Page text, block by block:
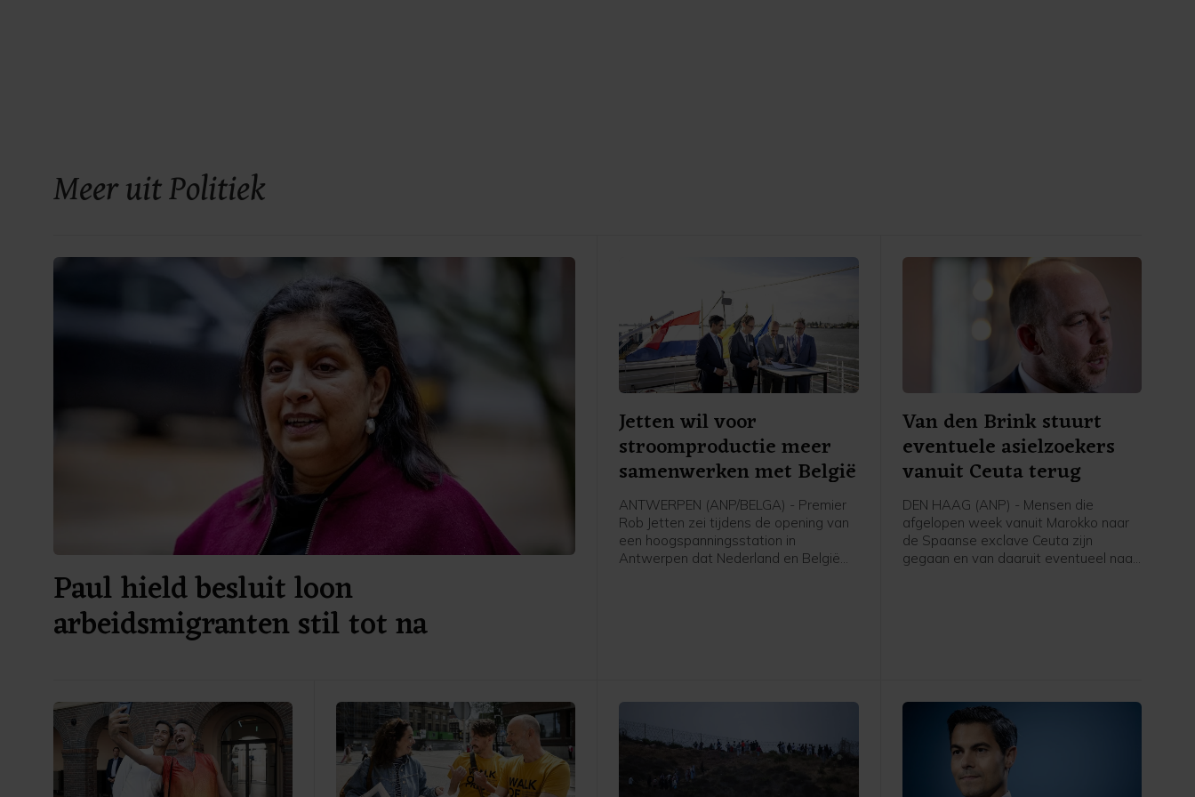
Meer uit Politiek
Paul hield besluit loon
arbeidsmigranten stil tot na
Jetten wil voor
stroomproductie meer
samenwerken met België
ANTWERPEN (ANP/BELGA) - Premier
Rob Jetten zei tijdens de opening van
een hoogspanningsstation in
Antwerpen dat Nederland en België
Van den Brink stuurt
eventuele asielzoekers
vanuit Ceuta terug
DEN HAAG (ANP) - Mensen die
afgelopen week vanuit Marokko naar
de Spaanse exclave Ceuta zijn
gegaan en van daaruit eventueel naar
ander land.